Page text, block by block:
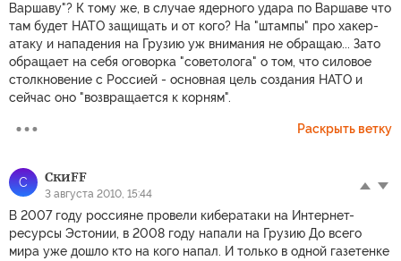
Варшаву"? К тому же, в случае ядерного удара по Варшаве что
там будет НАТО защищать и от кого? На "штампы" про хакер-
атаку и нападения на Грузию уж внимания не обращаю... Зато
обращает на себя оговорка "советолога" о том, что силовое
столкновение с Россией - основная цель создания НАТО и
сейчас оно "возвращается к корням".
Раскрыть ветку
С СкиFF
3 августа 2010, 15:44
В 2007 году россияне провели кибератаки на Интернет-
ресурсы Эстонии, в 2008 году напали на Грузию До всего
мира уже дошло кто на кого напал. И только в одной газетенке